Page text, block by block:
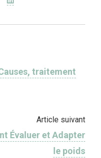
traitement
Article suivant
Évaluer et Adapter
le poids